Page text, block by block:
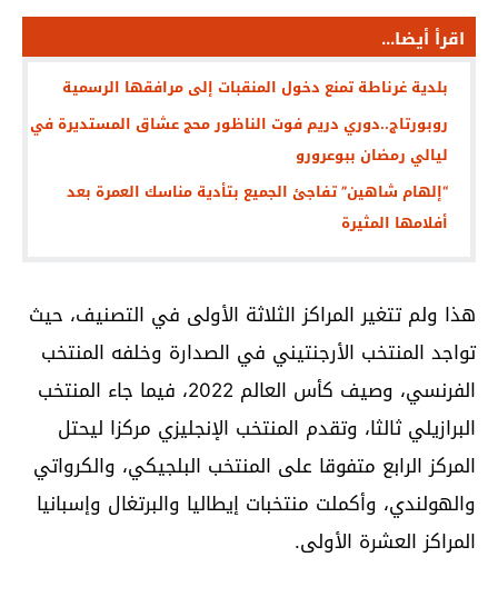
اقرأ أيضا...
بلدية غرناطة تمنع دخول المنقبات إلى مرافقها الرسمية
روبورتاج..دوري دريم فوت الناظور محج عشاق المستديرة في
ليالي رمضان ببوعرورو
“إلهام شاهين” تفاجئ الجميع بتأدية مناسك العمرة بعد
أفلامها المثيرة
هذا ولم تتغير المراكز الثلاثة الأولى في التصنيف، حيث
تواجد المنتخب الأرجنتيني في الصدارة وخلفه المنتخب
الفرنسي، وصيف كأس العالم 2022، فيما جاء المنتخب
البرازيلي ثالثا، وتقدم المنتخب الإنجليزي مركزا ليحتل
المركز الرابع متفوقا على المنتخب البلجيكي، والكرواتي
والهولندي، وأكملت منتخبات إيطاليا والبرتغال وإسبانيا
المراكز العشرة الأولى.